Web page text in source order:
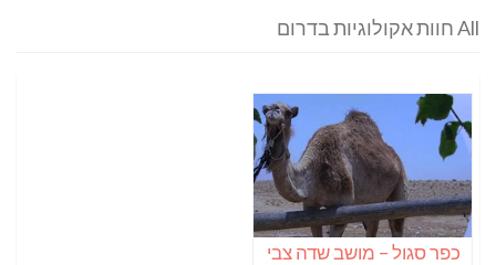
All חוות אקולוגיות בדרום
כפר סגול – מושב שדה צבי